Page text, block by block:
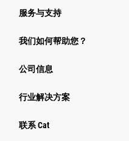
服务与支持
我们如何帮助您？
公司信息
行业解决方案
行业
联系 Cat